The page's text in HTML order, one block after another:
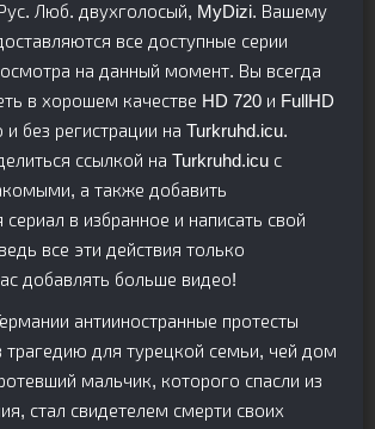
Люб. двухголосый, MyDizi. Вашему
все доступные серии
на данный момент. Вы всегда
в хорошем качестве HD 720 и FullHD
и без регистрации на Turkruhd.icu.
ссылкой на Turkruhd.icu с
а также добавить
в избранное и написать свой
все эти действия только
добавлять больше видео!
антииностранные протесты
трагедию для турецкой семьи, чей дом
мальчик, которого спасли из
стал свидетелем смерти своих